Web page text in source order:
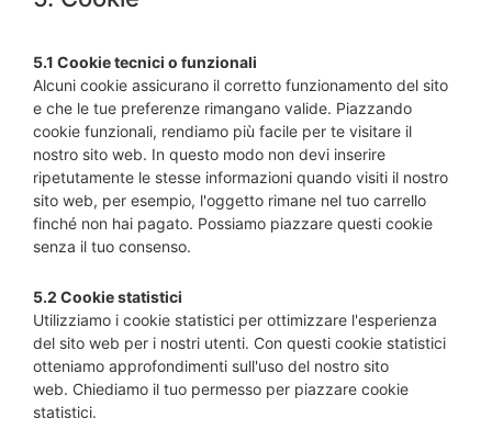
5.1 Cookie tecnici o funzionali
Alcuni cookie assicurano il corretto funzionamento del sito
e che le tue preferenze rimangano valide. Piazzando
cookie funzionali, rendiamo più facile per te visitare il
nostro sito web. In questo modo non devi inserire
ripetutamente le stesse informazioni quando visiti il nostro
sito web, per esempio, l'oggetto rimane nel tuo carrello
finché non hai pagato. Possiamo piazzare questi cookie
senza il tuo consenso.
5.2 Cookie statistici
Utilizziamo i cookie statistici per ottimizzare l'esperienza
del sito web per i nostri utenti. Con questi cookie statistici
otteniamo approfondimenti sull'uso del nostro sito
web. Chiediamo il tuo permesso per piazzare cookie
statistici.